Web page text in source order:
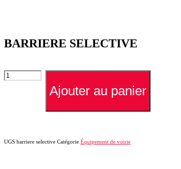
BARRIERE SELECTIVE
quantité
de
Ajouter au panier
UGS barriere selective Catégorie Équipement de voirie